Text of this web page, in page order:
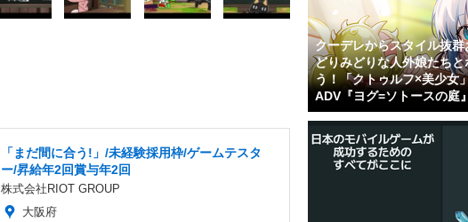
「まだ間に合う!」/未経験採用枠/ゲームテスタ
ー/昇給年2回賞与年2回
株式会社RIOT GROUP
大阪府
クーデレからスタイル抜群
どりみどりな人外娘たち
う！「クトゥルフ×美少女
ADV『ヨグ=ソトースの庭